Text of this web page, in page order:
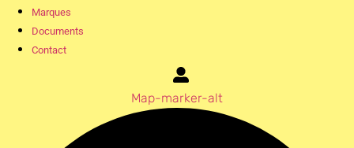
Marques
Documents
Contact
Map-marker-alt